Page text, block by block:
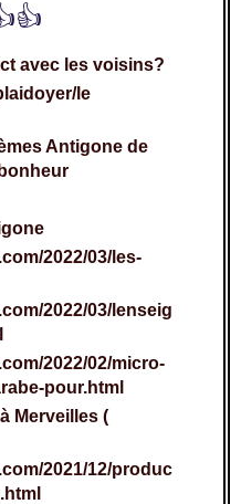
avec les voisins?
le
Antigone de
2022/03/les-
2022/03/lenseig
2022/02/micro-
pour.html
Merveilles (
2021/12/produc